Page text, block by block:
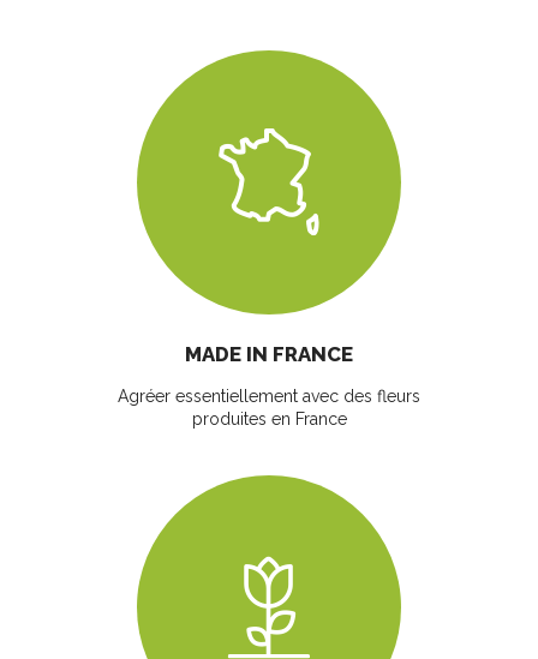
MADE IN FRANCE
Agréer essentiellement avec des fleurs
produites en France